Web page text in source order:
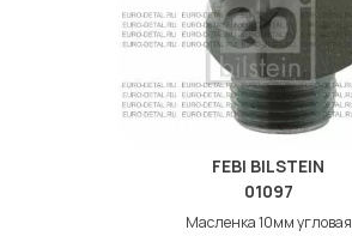
FEBI BILSTEIN
01097
Масленка 10мм угловая